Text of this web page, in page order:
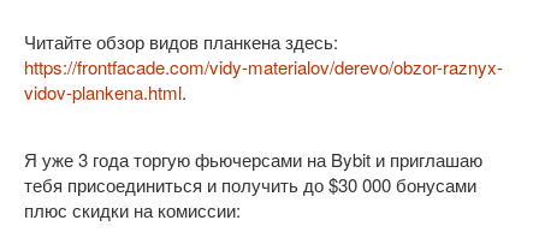
Читайте обзор видов планкена здесь:
https://frontfacade.com/vidy-materialov/derevo/obzor-raznyx-
vidov-plankena.html.
Я уже 3 года торгую фьючерсами на Bybit и приглашаю
тебя присоединиться и получить до $30 000 бонусами
плюс скидки на комиссии: